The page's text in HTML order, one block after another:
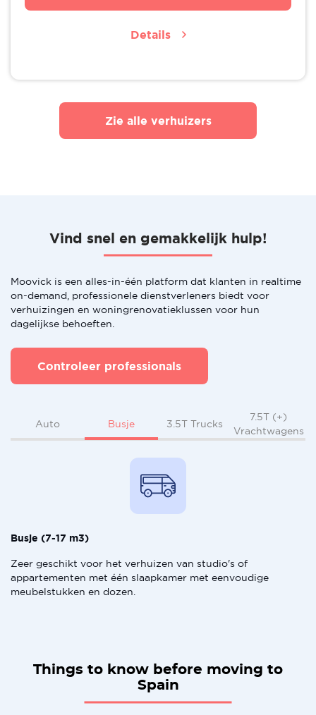
Details
Zie alle verhuizers
Vind snel en gemakkelijk hulp!
Moovick is een alles-in-één platform dat klanten in realtime
on-demand, professionele dienstverleners biedt voor
verhuizingen en woningrenovatieklussen voor hun
dagelijkse behoeften.
Controleer professionals
Auto Busje 3.5T Trucks
7.5T (+)
Vrachtwagens
Busje (7-17 m3)
Zeer geschikt voor het verhuizen van studio's of
appartementen met één slaapkamer met eenvoudige
meubelstukken en dozen.
Things to know before moving to
Spain